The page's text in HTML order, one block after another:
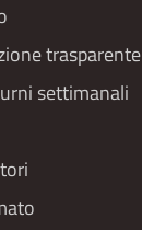
trasparente
settimanali